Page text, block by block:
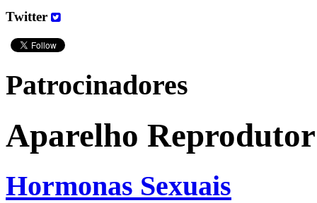
Twitter
Patrocinadores
Aparelho
Hormonas Sexuais